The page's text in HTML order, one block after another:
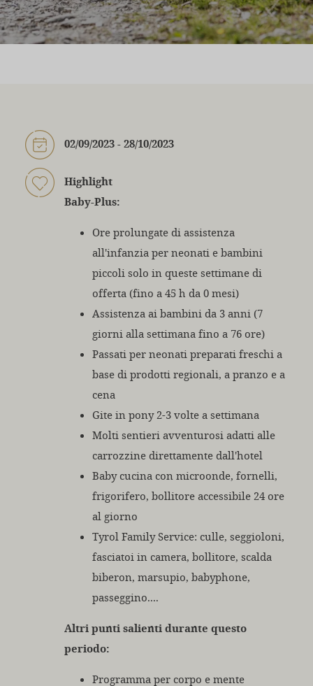
02/09/2023 - 28/10/2023
Highlight
Baby-Plus:
Ore prolungate di assistenza
all'infanzia per neonati e bambini
piccoli solo in queste settimane di
offerta (fino a 45 h da 0 mesi)
Assistenza ai bambini da 3 anni (7
giorni alla settimana fino a 76 ore)
Passati per neonati preparati freschi a
base di prodotti regionali, a pranzo e a
cena
Gite in pony 2-3 volte a settimana
Molti sentieri avventurosi adatti alle
carrozzine direttamente dall'hotel
Baby cucina con microonde, fornelli,
frigorifero, bollitore accessibile 24 ore
al giorno
Tyrol Family Service: culle, seggioloni,
fasciatoi in camera, bollitore, scalda
biberon, marsupio, babyphone,
passeggino....
Altri punti salienti durante questo
periodo:
Programma per corpo e mente